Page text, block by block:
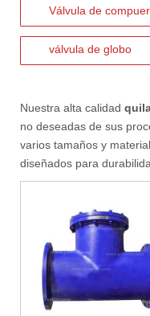
2026-07-06
J-VALVES fabrica
Válvula de
válvula de globo
Nuestra alta calidad
no deseadas de sus
varios tamaños y
diseñados para